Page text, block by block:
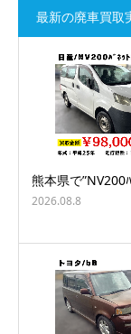
最新の廃車買取
熊本県で”NV200
2026.08.8